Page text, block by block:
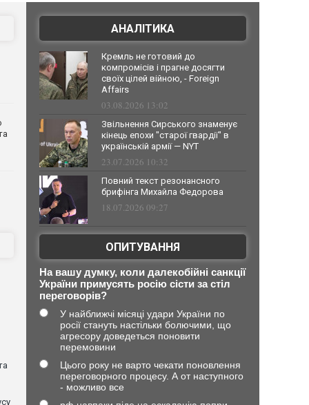
АНАЛІТИКА
Кремль не готовий до
компромісів і прагне досягти
своїх цілей війною, - Foreign
Affairs
03.08.2026 13:02
Звільнення Сирського знаменує
кінець епохи "старої гвардії" в
українській армії — NYT
23.07.2026 10:32
Повний текст резонансного
брифінга Михайла Федорова
18.07.2026 09:27
ОПИТУВАННЯ
На вашу думку, коли далекобійні санкції
України примусять росію сісти за стіл
переговорів?
У найближчі місяці удари України по
росії стануть настільки болючими, що
агресору доведеться поновити
перемовини
Цього року не варто чекати поновлення
переговорного процесу. А от наступного
- можливо все